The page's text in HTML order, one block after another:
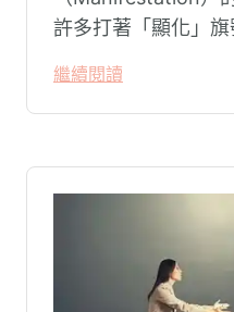
許多打著「顯化」
能吸引財富、關係與
療癒，卻經常缺乏
繼續閱讀